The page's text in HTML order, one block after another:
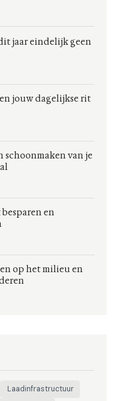
jaar eindelijk geen
jouw dagelijkse rit
schoonmaken van je
en
op het milieu en
Laadinfrastructuur